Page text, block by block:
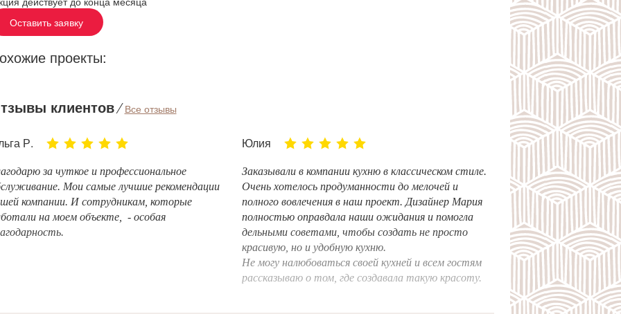
Оставить заявку
проекты:
клиентов⁄Все отзывы
Р.
за чуткое и профессиональное
Мои самые лучшие рекомендации
компании. И сотрудникам, которые
на моем объекте, - особая
Юлия
Заказывали в компании кухню в классическом стиле.
Очень хотелось продуманности до мелочей и
полного вовлечения в наш проект. Дизайнер Мария
полностью оправдала наши ожидания и помогла
дельными советами, чтобы создать не просто
красивую, но и удобную кухню.
Не могу налюбоваться своей кухней и всем гостям
рассказываю о том, где создавала такую красоту.